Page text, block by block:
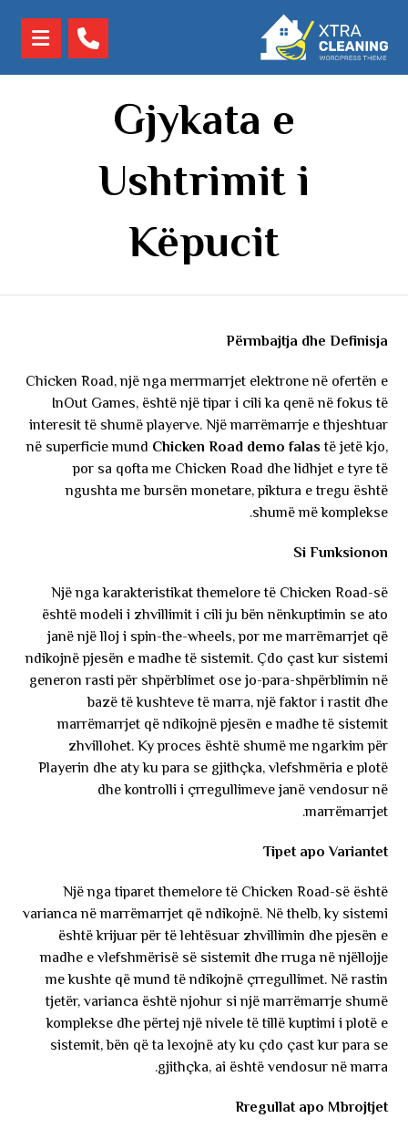
Gjykata e
Ushtrimit i
Këpucit
Përmbajtja dhe Definisja
Chicken Road, një nga merrmarrjet elektrone në ofertën e
InOut Games, është një tipar i cili ka qenë në fokus të
interesit të shumë playerve. Një marrëmarrje e thjeshtuar
në superficie mund Chicken Road demo falastë jetë kjo,
por sa qofta me Chicken Road dhe lidhjet e tyre të
ngushta me bursën monetare, piktura e tregu është
shumë më komplekse.
Si Funksionon
Një nga karakteristikat themelore të Chicken Road-së
është modeli i zhvillimit i cili ju bën nënkuptimin se ato
janë një lloj i spin-the-wheels, por me marrëmarrjet që
ndikojnë pjesën e madhe të sistemit. Çdo çast kur sistemi
generon rasti për shpërblimet ose jo-para-shpërblimin në
bazë të kushteve të marra, një faktor i rastit dhe
marrëmarrjet që ndikojnë pjesën e madhe të sistemit
zhvillohet. Ky proces është shumë me ngarkim për
Playerin dhe aty ku para se gjithçka, vlefshmëria e plotë
dhe kontrolli i çrregullimeve janë vendosur në
marrëmarrjet.
Tipet apo Variantet
Një nga tiparet themelore të Chicken Road-së është
varianca në marrëmarrjet që ndikojnë. Në thelb, ky sistemi
është krijuar për të lehtësuar zhvillimin dhe pjesën e
madhe e vlefshmërisë së sistemit dhe rruga në njëllojje
me kushte që mund të ndikojnë çrregullimet. Në rastin
tjetër, varianca është njohur si një marrëmarrje shumë
komplekse dhe përtej një nivele të tillë kuptimi i plotë e
sistemit, bën që ta lexojnë aty ku çdo çast kur para se
gjithçka, ai është vendosur në marra.
Rregullat apo Mbrojtjet